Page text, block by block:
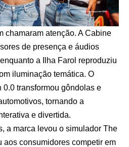
chamaram atenção. A Cabine
de presença e áudios
a Ilha Farol reproduziu
iluminação temática. O
transformou gôndolas e
tornando a
e divertida.
a marca levou o simulador The
aos consumidores competir em